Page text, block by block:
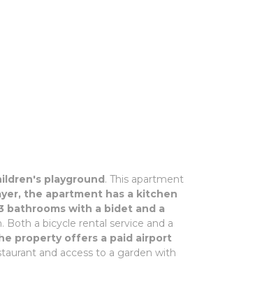
playground. This apartment
the apartment has a kitchen
bathrooms with a bidet and a
Both a bicycle rental service and a
property offers a paid airport
and access to a garden with